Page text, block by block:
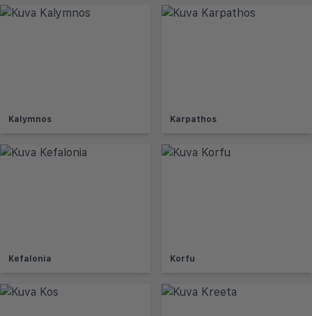
Kalymnos Karpathos
Kefalonia Korfu